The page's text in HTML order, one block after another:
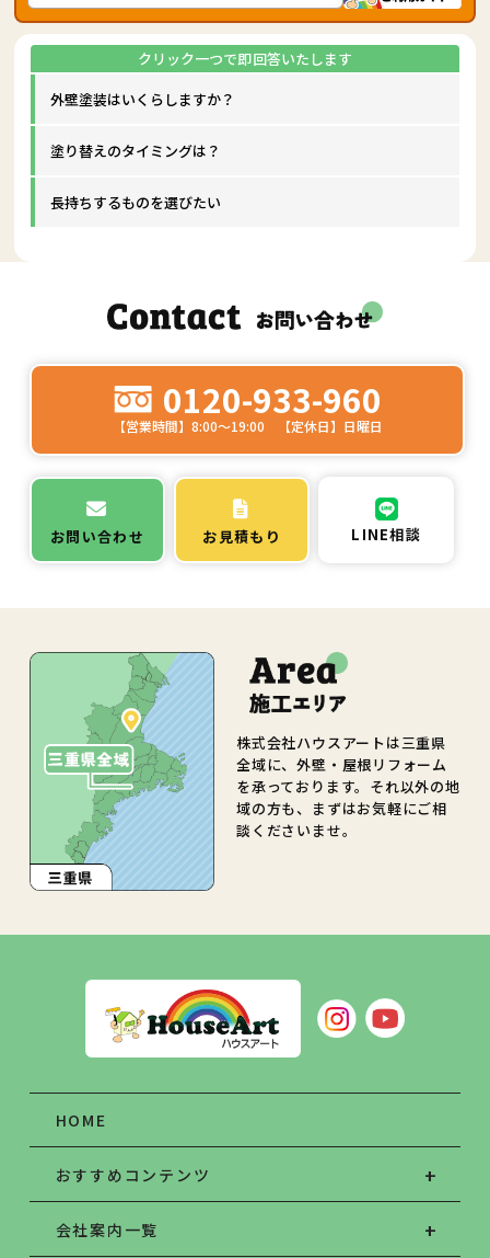
外壁塗装はいくらしますか？
塗り替えのタイミングは？
長持ちするものを選びたい
0120-933-960
【営業時間】8:00～19:00 【定休日】日曜日
お問い合わせ お見積もり LINE相談
株式会社ハウスアートは三重県
全域に、外壁・屋根リフォーム
を承っております。それ以外の地
域の方も、まずはお気軽にご相
談くださいませ。
HOME
おすすめコンテンツ
会社案内一覧